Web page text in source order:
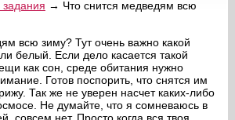
→ Что снится медведям всю
всю зиму? Тут очень важно какой
белый. Если дело касается такой
как сон, среде обитания нужно
Готов поспорить, что снятся им
Так же не уверен насчет каких-либо
Не думайте, что я сомневаюсь в